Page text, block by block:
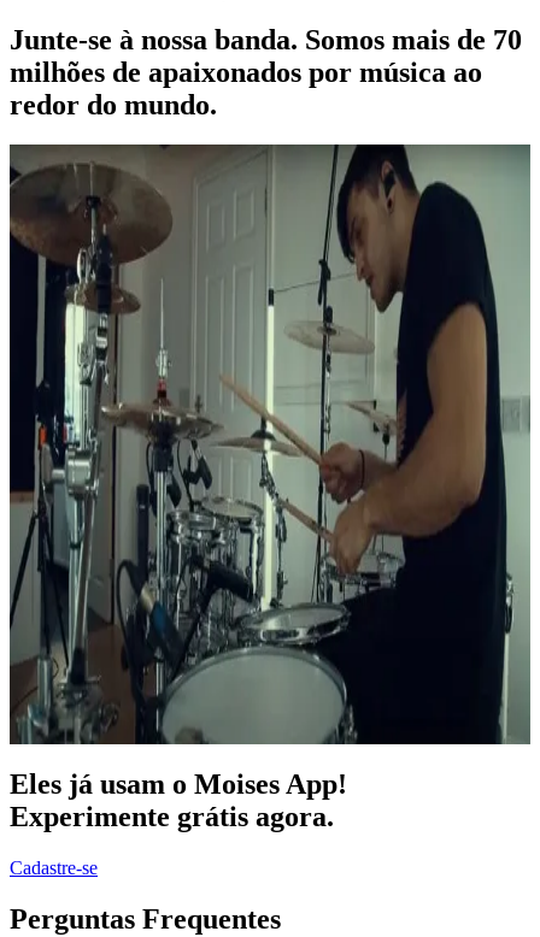
Junte-se à nossa banda. Somos mais de 70
milhões de apaixonados por música ao
redor do mundo.
Eles já usam o Moises App!
Experimente grátis agora.
Cadastre-se
Perguntas Frequentes